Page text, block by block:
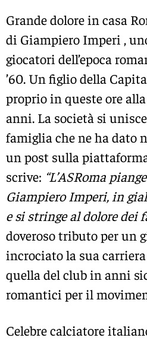
Grande dolore in casa
di Giampiero Imperi ,
giocatori dell’epoca
’60. Un figlio della
proprio in queste ore
anni. La società si
famiglia che ne ha dato
un post sulla
scrive: “L’ASRoma
Giampiero Imperi, in
e si stringe al dolore dei
doveroso tributo per un
incrociato la sua
quella del club in anni
romantici per il
Celebre calciatore